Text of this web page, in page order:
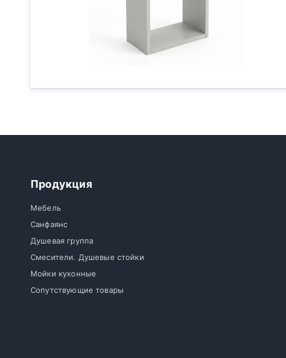
Продукция
Мебель
Санфаянс
Душевая группа
Смесители. Душевые стойки
Мойки кухонные
Сопутствующие товары